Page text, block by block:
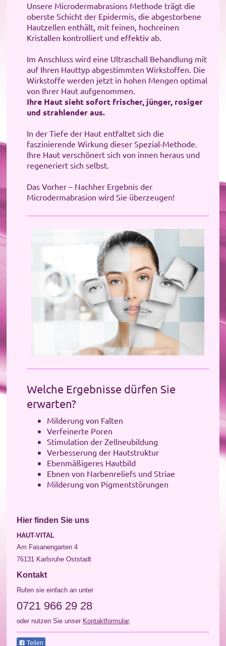
Unsere Microdermabrasions Methode trägt die
oberste Schicht der Epidermis, die abgestorbene
Hautzellen enthält, mit feinen, hochreinen
Kristallen kontrolliert und effektiv ab.
Im Anschluss wird eine Ultraschall Behandlung mit
auf Ihren Hauttyp abgestimmten Wirkstoffen. Die
Wirkstoffe werden jetzt in hohen Mengen optimal
von Ihrer Haut aufgenommen.
Ihre Haut sieht sofort frischer, jünger, rosiger
und strahlender aus.
In der Tiefe der Haut entfaltet sich die
faszinierende Wirkung dieser Spezial-Methode.
Ihre Haut verschönert sich von innen heraus und
regeneriert sich selbst.
Das Vorher – Nachher Ergebnis der
Microdermabrasion wird Sie überzeugen!
Welche Ergebnisse dürfen Sie
erwarten?
Milderung von Falten
Verfeinerte Poren
Stimulation der Zellneubildung
Verbesserung der Hautstruktur
Ebenmäßigeres Hautbild
Ebnen von Narbenreliefs und Striae
Milderung von Pigmentstörungen
Hier finden Sie uns
HAUT-VITAL
Am Fasanengarten 4
76131 Karlsruhe Oststadt
Kontakt
Rufen sie einfach an unter
0721 966 29 28
oder nutzen Sie unser Kontaktformular.
Teilen